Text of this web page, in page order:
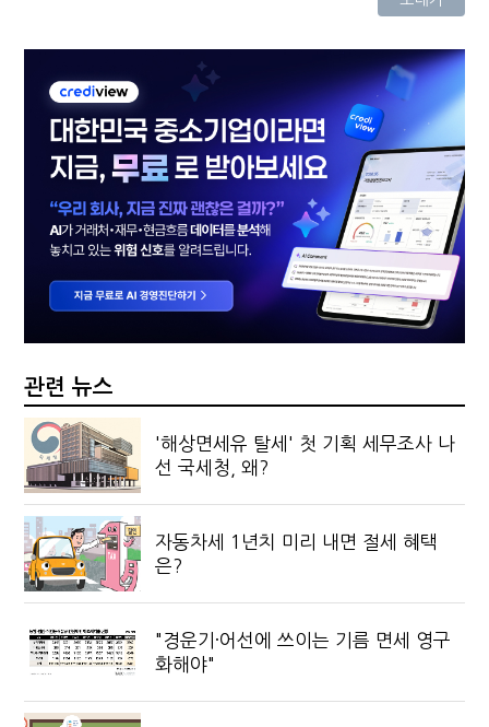
관련 뉴스
'해상면세유 탈세' 첫 기획 세무조사 나
선 국세청, 왜?
자동차세 1년치 미리 내면 절세 혜택
은?
"경운기·어선에 쓰이는 기름 면세 영구
화해야"